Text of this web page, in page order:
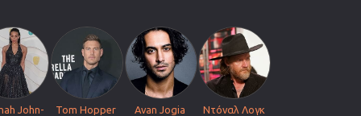
John-
Tom Hopper Avan Jogia Ντόναλ Λογκ